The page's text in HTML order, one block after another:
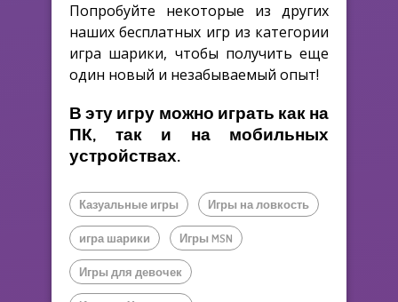
Попробуйте некоторые из других
наших бесплатных игр из категории
игра шарики, чтобы получить еще
один новый и незабываемый опыт!
В эту игру можно играть как на
ПК, так и на мобильных
устройствах.
Казуальные игры Игры на ловкость
игра шарики Игры MSN
Игры для девочек